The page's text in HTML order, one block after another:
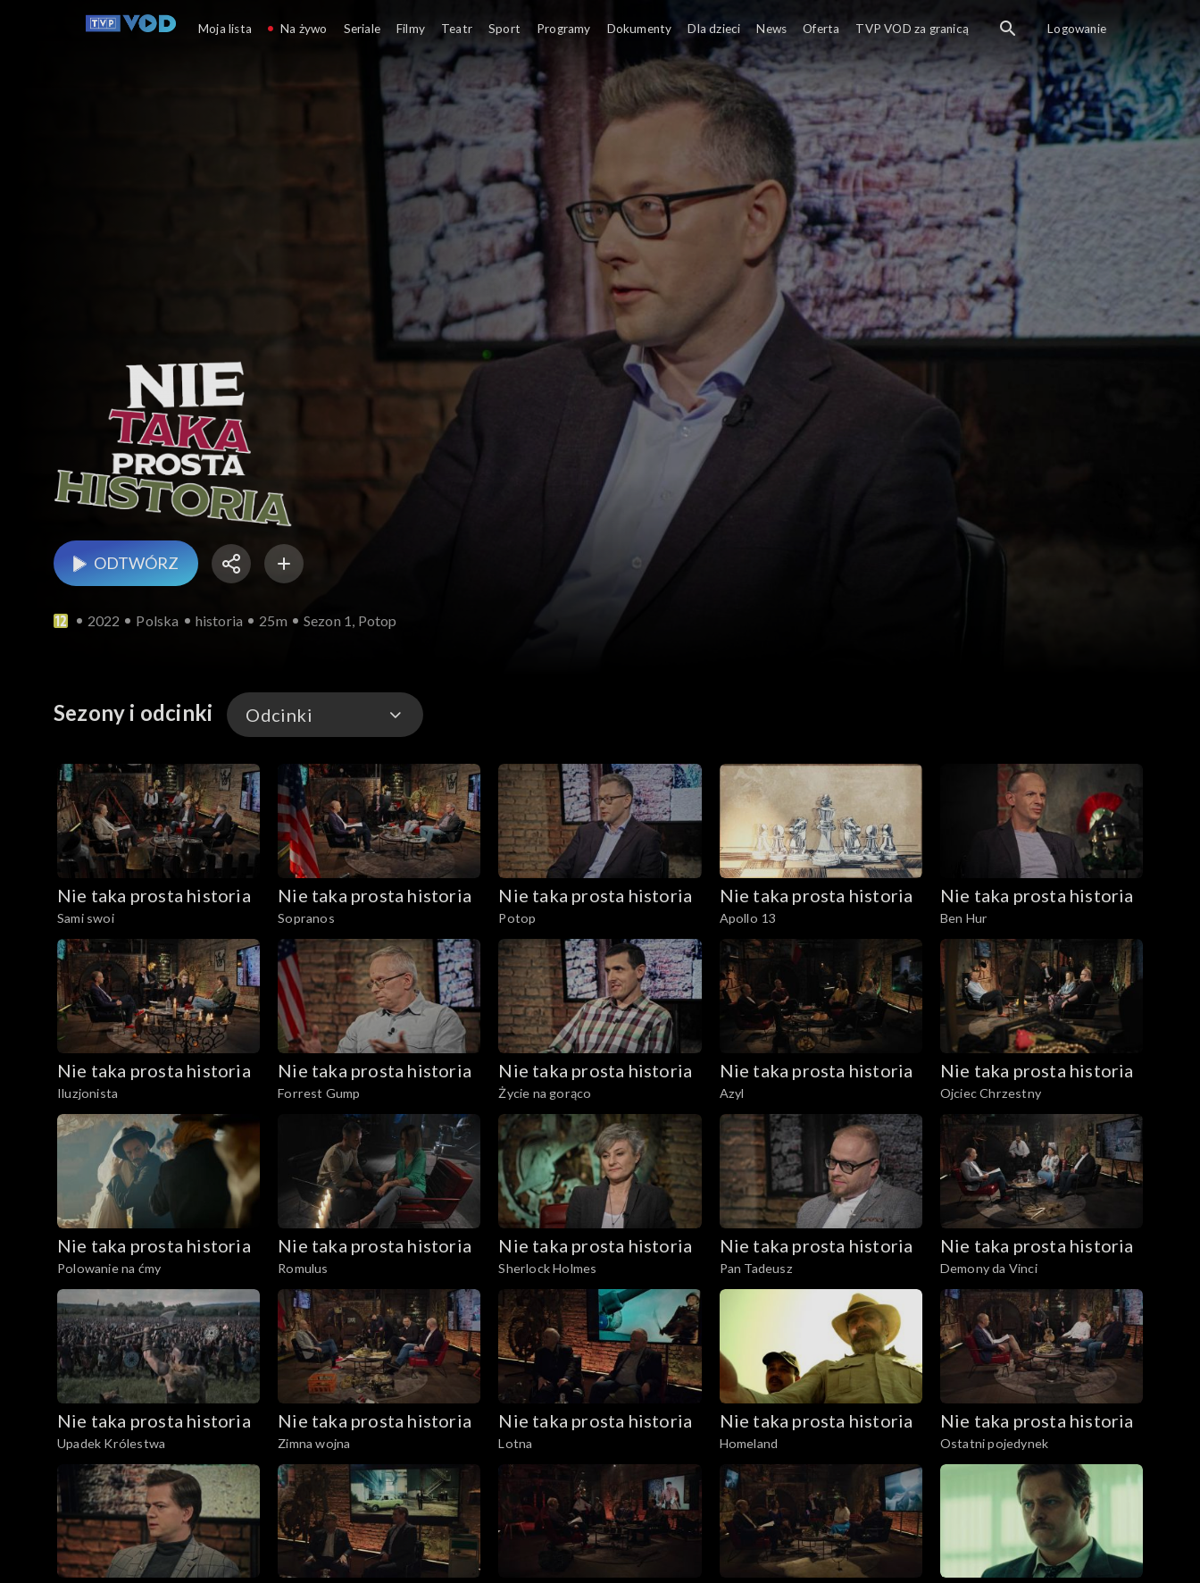
ODTWÓRZ
2022 Polska historia 25m Sezon 1, Potop
Sezony i odcinki Odcinki
Odcinki
Nie taka prosta historia
Sami swoi
Nie taka prosta historia
Sopranos
Nie taka prosta historia
Potop
Nie taka prosta historia
Apollo 13
Nie taka prosta historia
Ben Hur
Nie taka prosta historia
Iluzjonista
Nie taka prosta historia
Forrest Gump
Nie taka prosta historia
Życie na gorąco
Nie taka prosta historia
Azyl
Nie taka prosta historia
Ojciec Chrzestny
Nie taka prosta historia
Polowanie na ćmy
Nie taka prosta historia
Romulus
Nie taka prosta historia
Sherlock Holmes
Nie taka prosta historia
Pan Tadeusz
Nie taka prosta historia
Demony da Vinci
Nie taka prosta historia
Upadek Królestwa
Nie taka prosta historia
Zimna wojna
Nie taka prosta historia
Lotna
Nie taka prosta historia
Homeland
Nie taka prosta historia
Ostatni pojedynek
Moja lista Na żywo Seriale Filmy Teatr Sport Programy Dokumenty Dla dzieci News Oferta TVP VOD za granicą Logowanie